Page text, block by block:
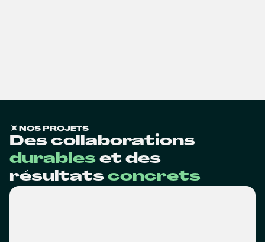
NOS PROJETS
Des collaborations
durables et des
résultats concrets